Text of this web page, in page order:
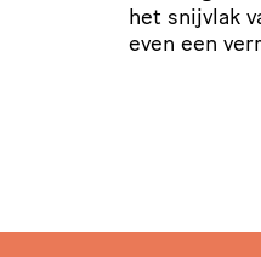
het snijvlak
even een